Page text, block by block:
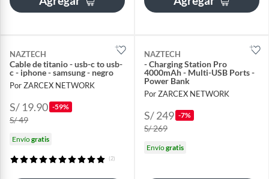
NAZTECH
Cable de titanio - usb-c to usb-
c - iphone - samsung - negro
Por ZARCEX NETWORK
S/ 19.90 -59%
S/ 49
Envíogratis
(2)
NAZTECH
- Charging Station Pro
4000mAh - Multi-USB Ports -
Power Bank
Por ZARCEX NETWORK
S/ 249 -7%
S/ 269
Envíogratis